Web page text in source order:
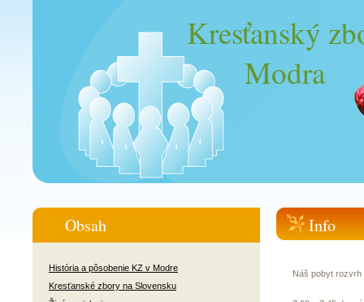
Kresťanský
Modra
Info
Náš pobyt rozvrh
Obsah
História a pôsobenie KZ v Modre
Kresťanské zbory na Slovensku